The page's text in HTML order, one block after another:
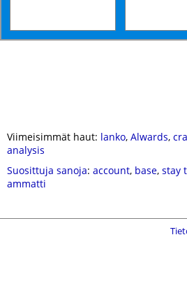
Viimeisimmät haut: lanko, Alwards,
analysis
Suosittuja sanoja: account, base, stay
ammatti